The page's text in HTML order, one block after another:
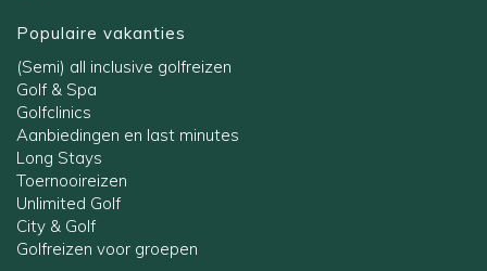
Populaire vakanties
(Semi) all inclusive golfreizen
Golf & Spa
Golfclinics
Aanbiedingen en last minutes
Long Stays
Toernooireizen
Unlimited Golf
City & Golf
Golfreizen voor groepen